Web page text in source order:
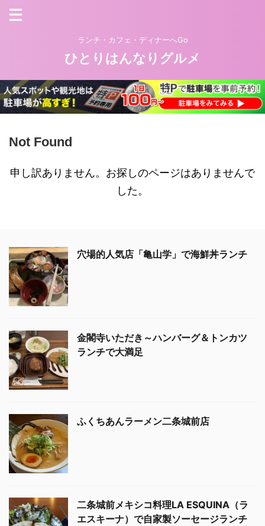
ランチ・カフェ・ディナーへGo
ひとりはんなりグルメ
Not Found
申し訳ありません。お探しのページはありませんで
した。
穴場的人気店「亀山学」で海鮮丼ランチ
金閣寺いただき～ハンバーグ＆トンカツ
ランチで大満足
ふくちあんラーメン二条城前店
二条城前メキシコ料理LA ESQUINA（ラ
エスキーナ）で自家製ソーセージランチ